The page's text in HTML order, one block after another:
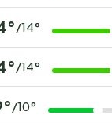
Andrelwirt
sind schnell
/14°
/14°
/10°